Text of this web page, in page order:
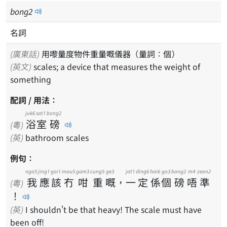
bong2
名詞
(廣東話) 用嚟量度物件重量嘅儀器（量詞：個）
(英文)
something
配詞 / 用法：
(粵) 浴
juk6
室
sat1
磅
bong2
(英) bathroom scales
例句：
(粵) 我
ngo5
應
jing1
該
goi1
冇
mou5
咁
gam3
重
cung5
嘅
ge3
， 一
jat1
定
ding6
係
hai6
個
go3
磅
bong2
唔
m4
準
zeon2
！
(英) I shouldn't be that heavy! The scale must have
been off!